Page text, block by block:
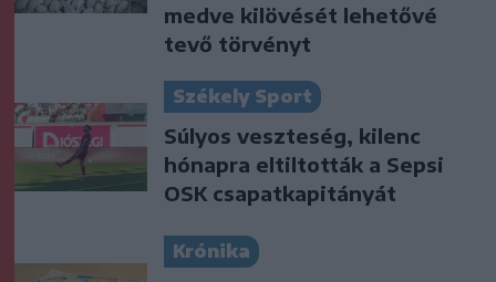
medve kilövését lehetővé
tevő törvényt
Székely Sport
Súlyos veszteség, kilenc
hónapra eltiltották a Sepsi
OSK csapatkapitányát
Krónika